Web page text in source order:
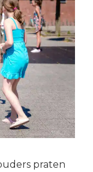
praten